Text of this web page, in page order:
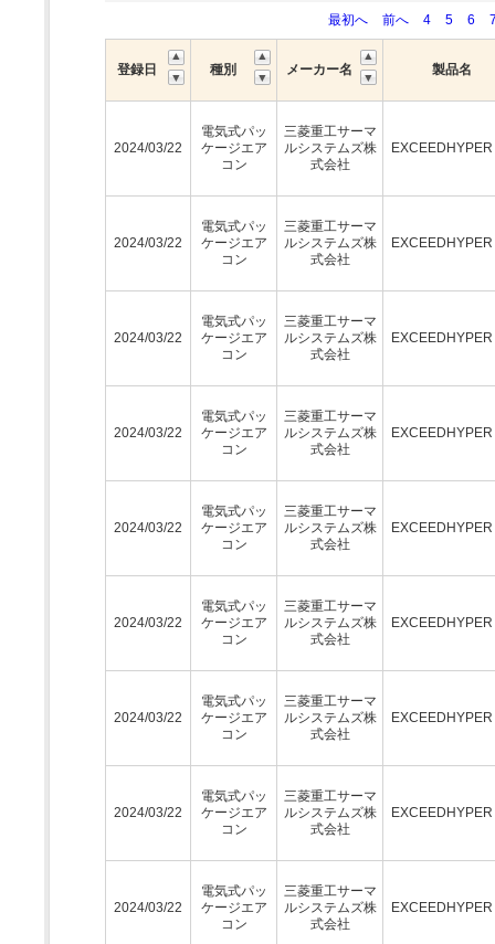
最初へ
前へ 4 5 6
登録日 種別 メーカー名 製品名
2024/03/22
電気式パッ
ケージエア
コン
三菱重工サーマ
ルシステムズ株
式会社
2024/03/22
電気式パッ
ケージエア
コン
三菱重工サーマ
ルシステムズ株
式会社
2024/03/22
電気式パッ
ケージエア
コン
三菱重工サーマ
ルシステムズ株
式会社
2024/03/22
電気式パッ
ケージエア
コン
三菱重工サーマ
ルシステムズ株
式会社
2024/03/22
電気式パッ
ケージエア
コン
三菱重工サーマ
ルシステムズ株
式会社
2024/03/22
電気式パッ
ケージエア
コン
三菱重工サーマ
ルシステムズ株
式会社
2024/03/22
電気式パッ
ケージエア
コン
三菱重工サーマ
ルシステムズ株
式会社
2024/03/22
電気式パッ
ケージエア
コン
三菱重工サーマ
ルシステムズ株
式会社
2024/03/22
電気式パッ
ケージエア
コン
三菱重工サーマ
ルシステムズ株
式会社